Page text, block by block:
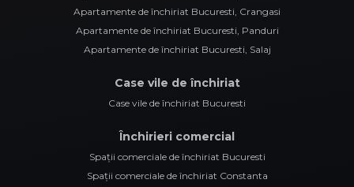
Apartamente de închiriat Bucuresti, Crangasi
Apartamente de închiriat Bucuresti, Panduri
Apartamente de închiriat Bucuresti, Salaj
Case vile de închiriat
Case vile de închiriat Bucuresti
Închirieri comercial
Spații comerciale de închiriat Bucuresti
Spații comerciale de închiriat Constanta